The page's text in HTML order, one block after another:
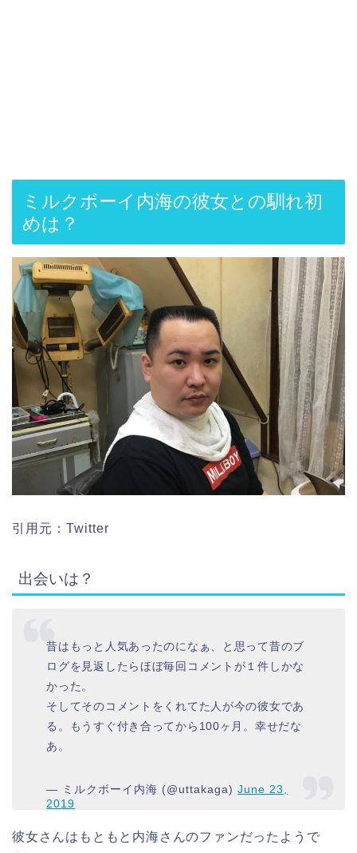
ミルクボーイ内海の彼女との馴れ初
めは？
引用元：Twitter
出会いは？
昔はもっと人気あったのになぁ、と思って昔のブ
ログを見返したらほぼ毎回コメントが１件しかな
かった。
そしてそのコメントをくれてた人が今の彼女であ
る。もうすぐ付き合ってから100ヶ月。幸せだな
あ。
— ミルクボーイ内海 (@uttakaga)June 23,
2019
彼女さんはもともと内海さんのファンだったようで